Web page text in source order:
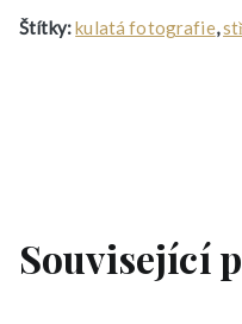
Štítky:kulatá fotografie,
Související